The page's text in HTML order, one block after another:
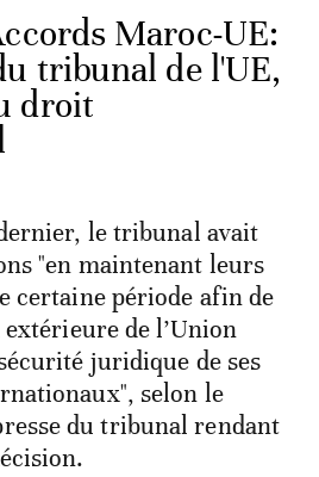
Maroc-UE:
tribunal de l'UE,
droit
le tribunal avait
"en maintenant leurs
certaine période afin de
de l’Union
juridique de ses
selon le
du tribunal rendant